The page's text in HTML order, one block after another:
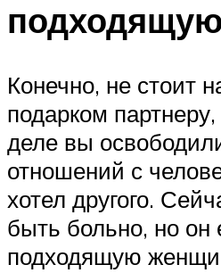
Конечно, не стоит
подарком
деле вы
отношений с
хотел другого.
быть больно, но он
подходящую